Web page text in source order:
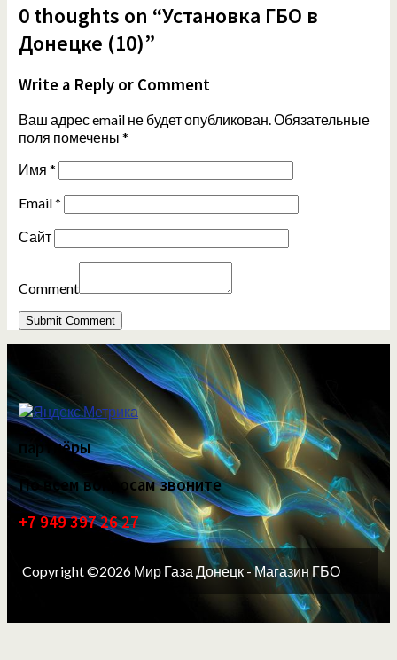
0 thoughts on “Установка ГБО в
Донецке (10)”
Write a Reply or Comment
Ваш адрес email не будет опубликован.Обязательные
поля помечены *
Имя *
Email*
Сайт
Comment
партнёры
По всем вопросам звоните
+7 949 397 26 27
Copyright ©2026 Мир Газа Донецк - Магазин ГБО